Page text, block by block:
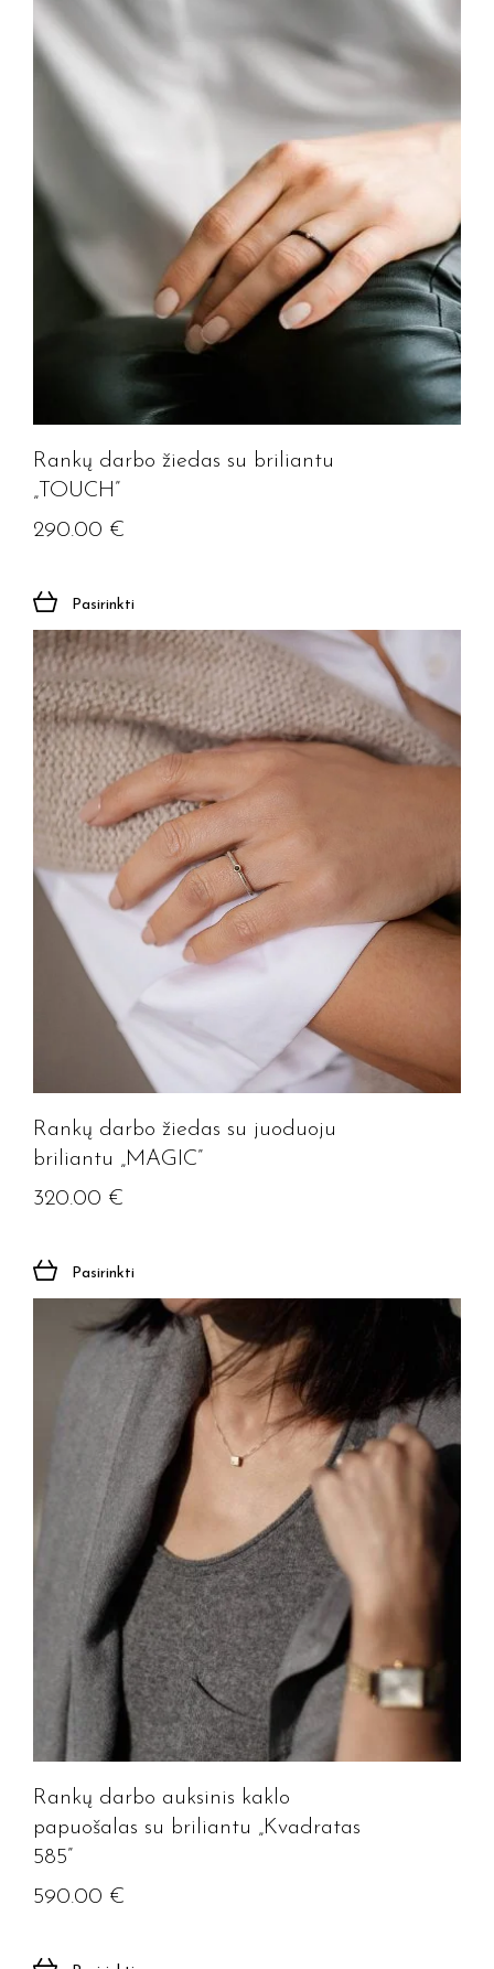
Rankų darbo žiedas su briliantu
„TOUCH”
290.00 €
Pasirinkti
Rankų darbo žiedas su juoduoju
briliantu „MAGIC”
320.00 €
Pasirinkti
Rankų darbo auksinis kaklo
papuošalas su briliantu „Kvadratas
585”
590.00 €